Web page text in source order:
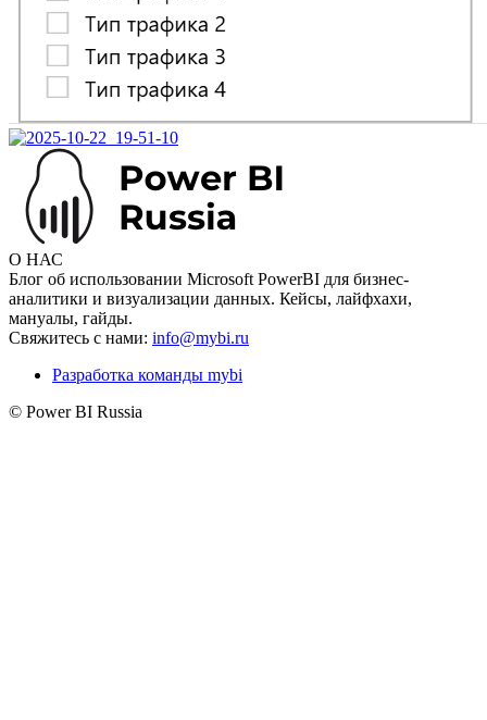
О НАС
Блог об использовании Microsoft PowerBI для бизнес-
аналитики и визуализации данных. Кейсы, лайфхахи,
мануалы, гайды.
Свяжитесь с нами: info@mybi.ru
Разработка команды mybi
© Power BI Russia